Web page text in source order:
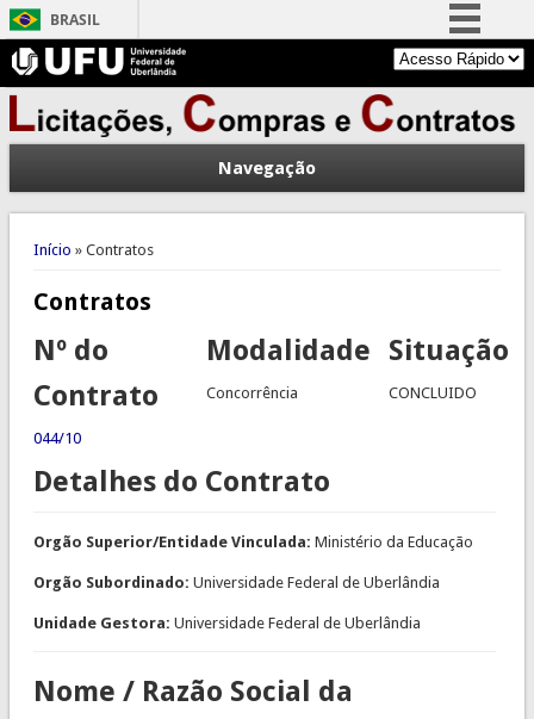
BRASIL
Simplifique!
Comunica BR
Participe
Acesso à informação
Legislação
Navegação
Você está aqui
Início » Contratos
Contratos
Nº do
Contrato
044/10
Modalidade
Concorrência
Situação
CONCLUIDO
Detalhes do Contrato
Orgão Superior/Entidade Vinculada: Ministério da Educação
Orgão Subordinado: Universidade Federal de Uberlândia
Unidade Gestora: Universidade Federal de Uberlândia
Nome / Razão Social da